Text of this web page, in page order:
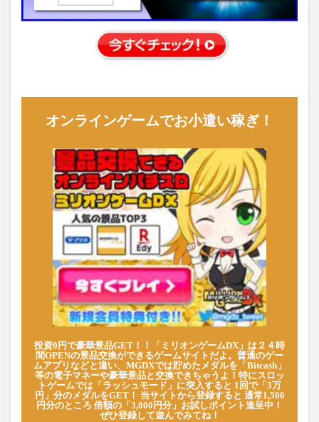
オンラインゲームでお小遣い稼ぎ！
投資0円で豪華景品GET！！「ミリオンゲームDX」は２４時
間OPENの景品交換ができるゲームサイトだよ。普通のゲー
ムアプリなどと違い、MGDXでは貯めたメダルを「Bitcash」
等の電子マネーや豪華景品と交換できちゃうよ！特にスロッ
トゲームでは「ラッシュモード」に突入すると 1回で「3万
円」分のメダルをGET！ 当サイトから登録すると 通常1,500
円分のところ 倍額の「3,000円分」お試しポイント進呈中！
ぜひ登録して遊んでみてね！